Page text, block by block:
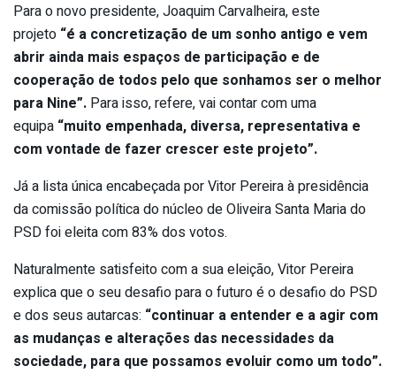
Para o novo presidente, Joaquim Carvalheira, este
projeto “é a concretização de um sonho antigo e vem
abrir ainda mais espaços de participação e de
cooperação de todos pelo que sonhamos ser o melhor
para Nine”. Para isso, refere,vai contar com uma
equipa “muito empenhada, diversa, representativa e
com vontade de fazer crescer este projeto”.
Já a lista única encabeçada por Vitor Pereira à presidência
da comissão política do núcleo de Oliveira Santa Maria do
PSD foi eleita com 83% dos votos.
Naturalmente satisfeito com a sua eleição, Vitor Pereira
explica que o seu desafio para o futuro é o desafio do PSD
e dos seus autarcas: “continuar a entender e a agir com
as mudanças e alterações das necessidades da
sociedade, para que possamos evoluir como um todo”.